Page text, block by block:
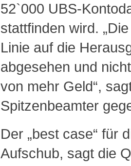
52`000 UBS-
stattfinden wird.
Linie auf die
abgesehen und
von mehr Geld“,
Spitzenbeamter
Der „best case“ für
Aufschub, sagt die